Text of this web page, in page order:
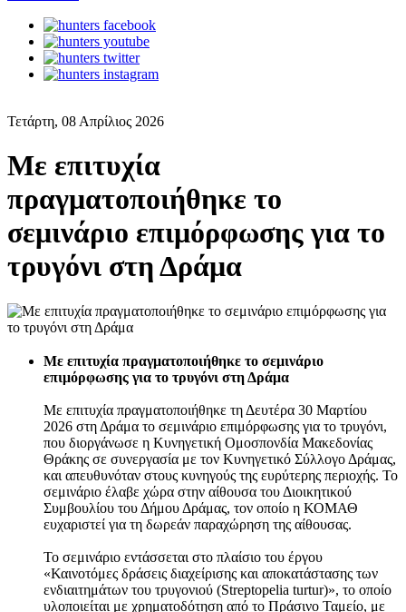
Τετάρτη, 08 Απρίλιος 2026
Με επιτυχία
πραγματοποιήθηκε το
σεμινάριο επιμόρφωσης για το
τρυγόνι στη Δράμα
Με επιτυχία πραγματοποιήθηκε το σεμινάριο
επιμόρφωσης για το τρυγόνι στη Δράμα
Με επιτυχία πραγματοποιήθηκε τη Δευτέρα 30 Μαρτίου
2026 στη Δράμα το σεμινάριο επιμόρφωσης για το τρυγόνι,
που διοργάνωσε η Κυνηγετική Ομοσπονδία Μακεδονίας
Θράκης σε συνεργασία με τον Κυνηγετικό Σύλλογο Δράμας,
και απευθυνόταν στους κυνηγούς της ευρύτερης περιοχής. Το
σεμινάριο έλαβε χώρα στην αίθουσα του Διοικητικού
Συμβουλίου του Δήμου Δράμας, τον οποίο η ΚΟΜΑΘ
ευχαριστεί για τη δωρεάν παραχώρηση της αίθουσας.
Το σεμινάριο εντάσσεται στο πλαίσιο του έργου
«Καινοτόμες δράσεις διαχείρισης και αποκατάστασης των
ενδιαιτημάτων του τρυγονιού (Streptopelia turtur)», το οποίο
υλοποιείται με χρηματοδότηση από το Πράσινο Ταμείο, με